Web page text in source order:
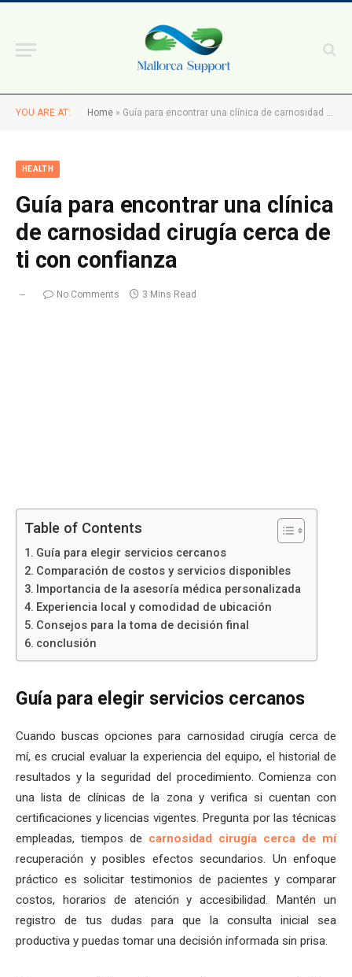
YOU ARE AT: Home » Guía para encontrar una clínica de carnosidad cirugía cerca de ti con confianza
HEALTH
Guía para encontrar una clínica
de carnosidad cirugía cerca de
ti con confianza
No Comments 3 Mins Read
Table of Contents
Guía para elegir servicios cercanos
Comparación de costos y servicios disponibles
Importancia de la asesoría médica personalizada
Experiencia local y comodidad de ubicación
Consejos para la toma de decisión final
conclusión
Guía para elegir servicios cercanos
Cuando buscas opciones para carnosidad cirugía cerca de
mí, es crucial evaluar la experiencia del equipo, el historial de
resultados y la seguridad del procedimiento. Comienza con
una lista de clínicas de la zona y verifica si cuentan con
certificaciones y licencias vigentes. Pregunta por las técnicas
empleadas, tiempos de carnosidad cirugía cerca de mí
recuperación y posibles efectos secundarios. Un enfoque
práctico es solicitar testimonios de pacientes y comparar
costos, horarios de atención y accesibilidad. Mantén un
registro de tus dudas para que la consulta inicial sea
productiva y puedas tomar una decisión informada sin prisa.